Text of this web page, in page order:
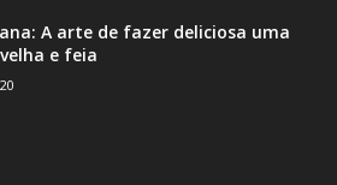
A arte de fazer deliciosa uma
e feia